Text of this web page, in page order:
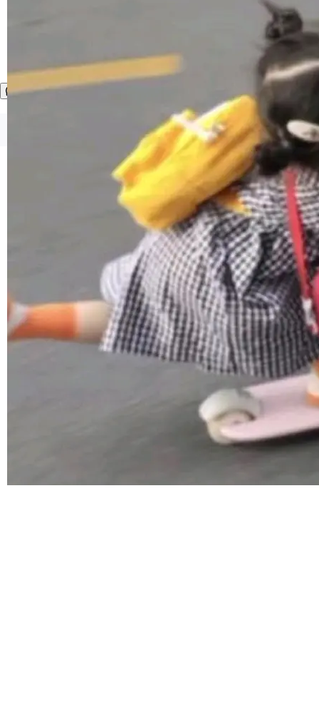
Harness 负责把能力落到真实环境中——调用工
具、读写文件、管理上下文、处理错误、完成闭
环。崔添翼招人的标...
理解、推理、生成与编辑，还仅以 8B-MoT 的轻
量大小，将能力推进到4K、更精细的真实质感、
更复杂的视觉控制和可持续迭代编辑。 相比 U
1，U1.5-Lite-Preview 在以下方向上带来了显著
提升： 原生支持4K图像生成； 更精细的局部纹
理、细节与真实世界质感； 更准确的中英文文字
生成与复杂版式组织； 更稳定的图...
©OSCHINA(OSChina.NET) 京ICP备2025119063号